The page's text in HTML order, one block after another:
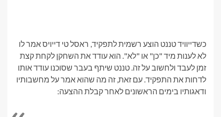
כשדייוויד טננט הוצע רשמית לתפקיד, ראסל טי דייויס אמר לו
לא לענות מיד "כן" או "לא". הוא עודד את השחקן לקחת קצת
זמן לעבד ולחשוב על זה. טננט שיתף בעבר שסוכנו עודד אותו
לדחות את התפקיד. עם זאת, זה מה שהוא אמר על מחשבותיו
ודאגותיו בימים הראשונים לאחר קבלת ההצעה: